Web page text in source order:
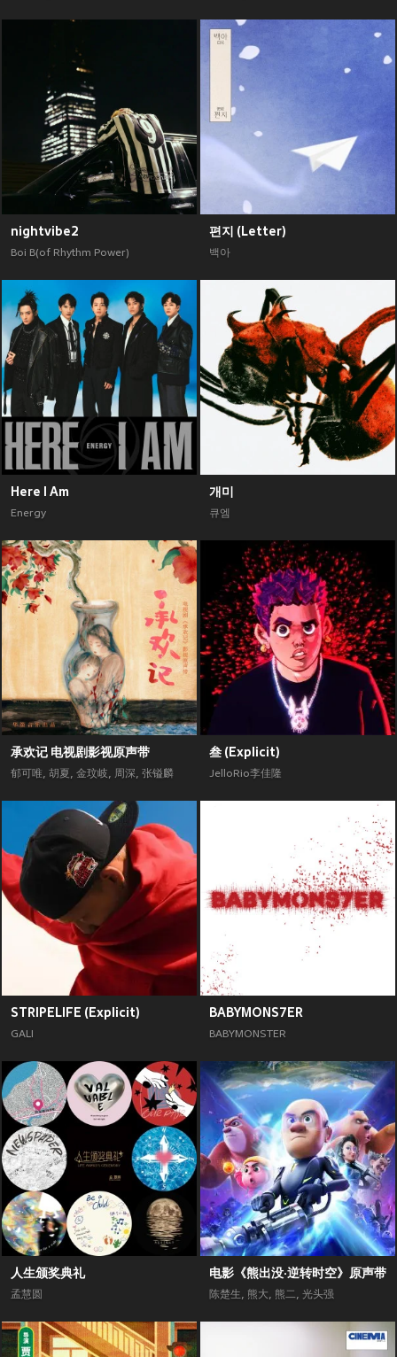
nightvibe2
Boi B(of Rhythm Power)
편지 (Letter)
백아
Here I Am
Energy
개미
큐엠
承欢记 电视剧影视原声带
郁可唯, 胡夏, 金玟岐, 周深, 张镒麟
叁 (Explicit)
JelloRio李佳隆
STRIPELIFE (Explicit)
GALI
BABYMONS7ER
BABYMONSTER
人生颁奖典礼
孟慧圆
电影《熊出没·逆转时空》原声带
陈楚生, 熊大, 熊二, 光头强